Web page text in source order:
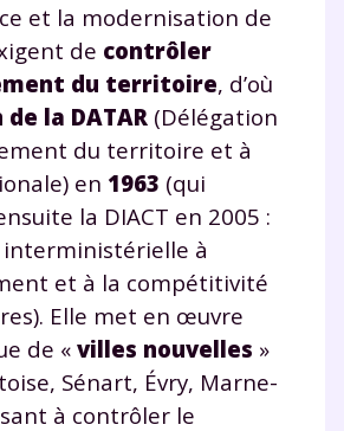
et la modernisation de
de contrôler
du territoire, d’où
de la DATAR (Délégation
du territoire et à
en 1963 (qui
la DIACT en 2005 :
à
et à la compétitivité
Elle met en œuvre
de «villes nouvelles »
Sénart, Évry, Marne-
à contrôler le